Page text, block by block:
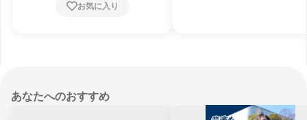
お気に入り
あなたへのおすすめ